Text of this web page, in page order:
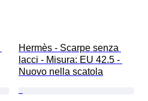
Hermès - Scarpe senza
lacci - Misura: EU 42.5 -
Nuovo nella scatola